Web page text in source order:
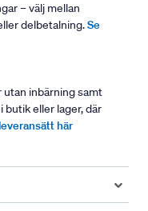
– välj mellan
delbetalning.Se
inbärning samt
butik eller lager, där
här